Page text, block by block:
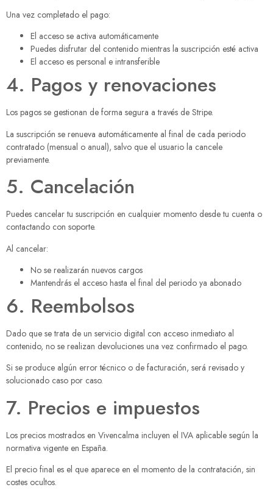
Una vez completado el pago:
El acceso se activa automáticamente
Puedes disfrutar del contenido mientras la suscripción esté activa
El acceso es personal e intransferible
4. Pagos y renovaciones
Los pagos se gestionan de forma segura a través de Stripe.
La suscripción se renueva automáticamente al final de cada periodo
contratado (mensual o anual), salvo que el usuario la cancele
previamente.
5. Cancelación
Puedes cancelar tu suscripción en cualquier momento desde tu cuenta o
contactando con soporte.
Al cancelar:
No se realizarán nuevos cargos
Mantendrás el acceso hasta el final del periodo ya abonado
6. Reembolsos
Dado que se trata de un servicio digital con acceso inmediato al
contenido, no se realizan devoluciones una vez confirmado el pago.
Si se produce algún error técnico o de facturación, será revisado y
solucionado caso por caso.
7. Precios e impuestos
Los precios mostrados en Vivencalma incluyen el IVA aplicable según la
normativa vigente en España.
El precio final es el que aparece en el momento de la contratación, sin
costes ocultos.